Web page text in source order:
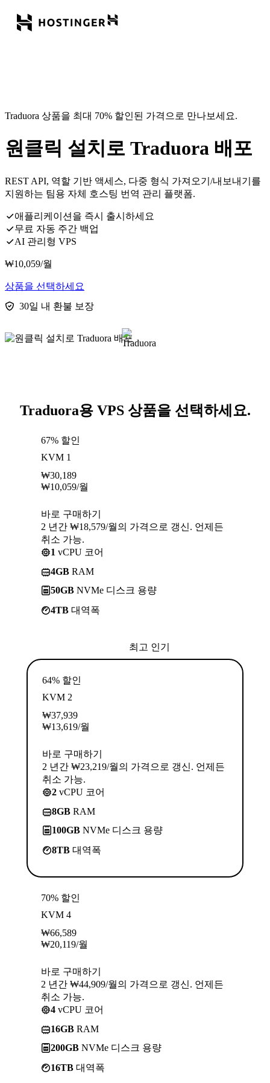
Traduora 상품을 최대 70% 할인된 가격으로 만나보세요.
원클릭 설치로 Traduora 배포
REST API, 역할 기반 액세스, 다중 형식 가져오기/내보내기를
지원하는 팀용 자체 호스팅 번역 관리 플랫폼.
애플리케이션을 즉시 출시하세요
무료 자동 주간 백업
AI 관리형 VPS
₩10,059/월
상품을 선택하세요
30일 내 환불 보장
Traduora용 VPS 상품을 선택하세요.
67% 할인
KVM 1
₩30,189
₩10,059/월
바로 구매하기
2 년간 ₩18,579/월의 가격으로 갱신. 언제든
취소 가능.
1 vCPU 코어
4GB RAM
50GB NVMe 디스크 용량
4TB 대역폭
최고 인기
64% 할인
KVM 2
₩37,939
₩13,619/월
바로 구매하기
2 년간 ₩23,219/월의 가격으로 갱신. 언제든
취소 가능.
2 vCPU 코어
8GB RAM
100GB NVMe 디스크 용량
8TB 대역폭
70% 할인
KVM 4
₩66,589
₩20,119/월
바로 구매하기
2 년간 ₩44,909/월의 가격으로 갱신. 언제든
취소 가능.
4 vCPU 코어
16GB RAM
200GB NVMe 디스크 용량
16TB 대역폭